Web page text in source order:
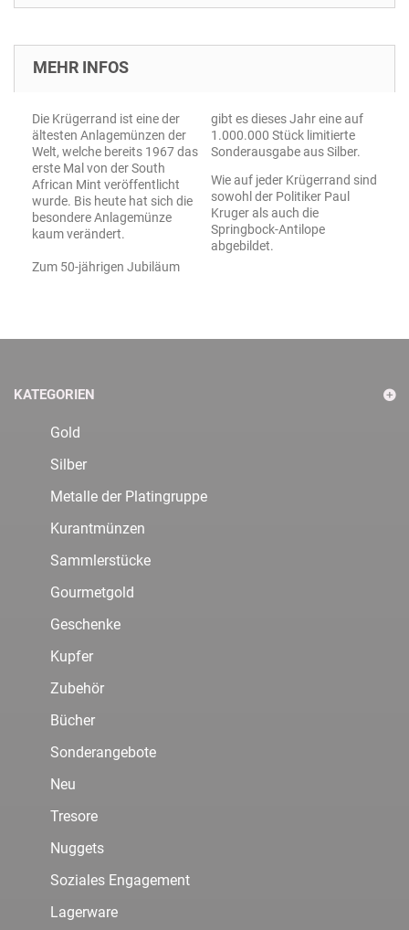
MEHR INFOS
Die Krügerrand ist eine der
ältesten Anlagemünzen der
Welt, welche bereits 1967 das
erste Mal von der South
African Mint veröffentlicht
wurde. Bis heute hat sich die
besondere Anlagemünze
kaum verändert.
Zum 50-jährigen Jubiläum
gibt es dieses Jahr eine auf
1.000.000 Stück limitierte
Sonderausgabe aus Silber.
Wie auf jeder Krügerrand sind
sowohl der Politiker Paul
Kruger als auch die
Springbock-Antilope
abgebildet.
KATEGORIEN
Gold
Silber
Metalle der Platingruppe
Kurantmünzen
Sammlerstücke
Gourmetgold
Geschenke
Kupfer
Zubehör
Bücher
Sonderangebote
Neu
Tresore
Nuggets
Soziales Engagement
Lagerware